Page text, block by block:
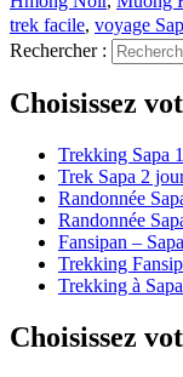
trek facile, voyage
Rechercher :
Choisissez
Trekking Sapa
Trek Sapa 2
Randonnée
Randonnée
Fansipan –
Trekking
Trekking à
Choisissez